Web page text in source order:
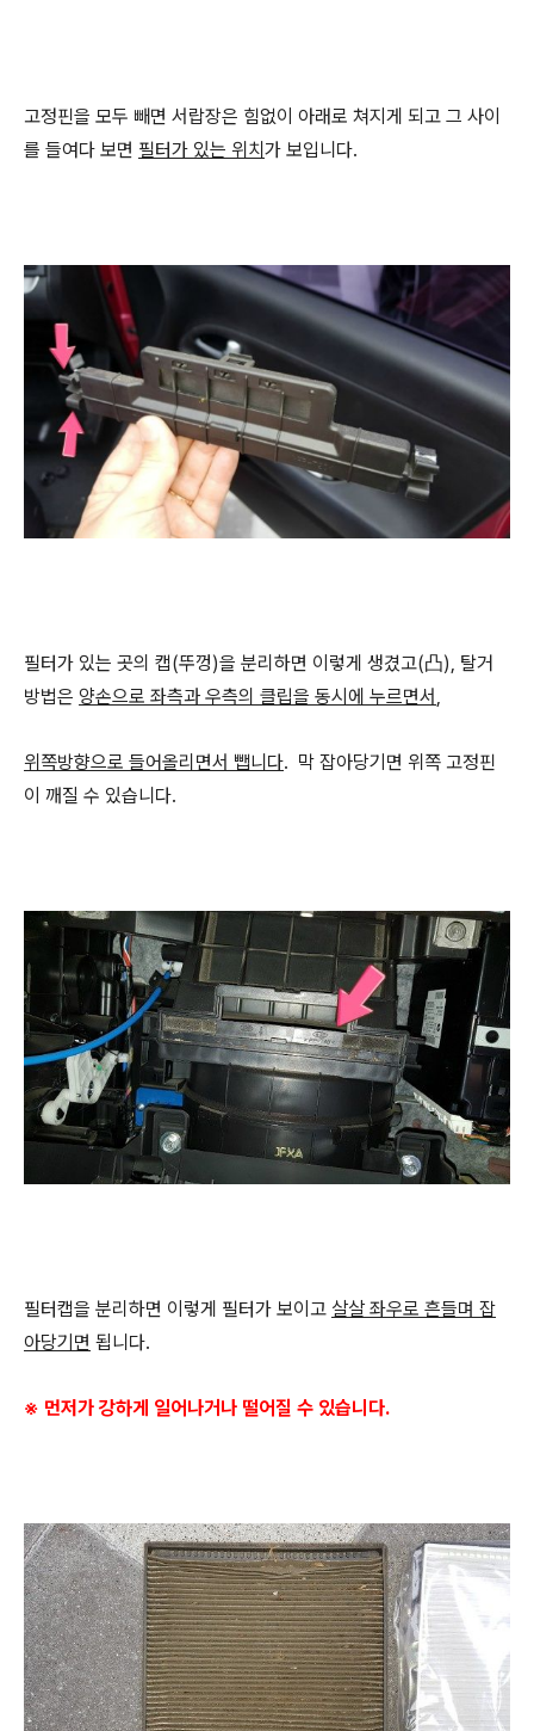
고정핀을 모두 빼면 서랍장은 힘없이 아래로 쳐지게 되고 그 사이
를 들여다 보면 필터가 있는 위치 가 보입니다.
필터가 있는 곳의 캡(뚜껑)을 분리하면 이렇게 생겼고(凸), 탈거
방법은 양손으로 좌측과 우측의 클립을 동시에 누르면서,
위쪽방향으로 들어올리면서 뺍니다. 막 잡아당기면 위쪽 고정핀
이 깨질 수 있습니다.
필터캡을 분리하면 이렇게 필터가 보이고 살살 좌우로 흔들며 잡
아당기면 됩니다.
※ 먼저가 강하게 일어나거나 떨어질 수 있습니다.